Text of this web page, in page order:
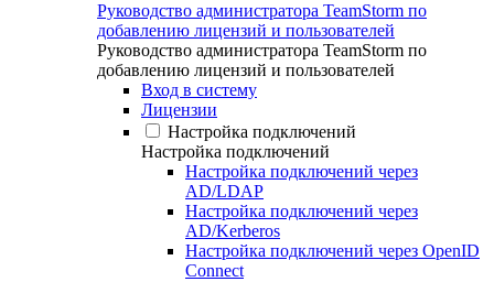
Руководство администратора TeamStorm по
добавлению лицензий и пользователей
Руководство администратора TeamStorm по
добавлению лицензий и пользователей
Вход в систему
Лицензии
Настройка подключений
Настройка подключений
Настройка подключений через
AD/LDAP
Настройка подключений через
AD/Kerberos
Настройка подключений через OpenID
Connect